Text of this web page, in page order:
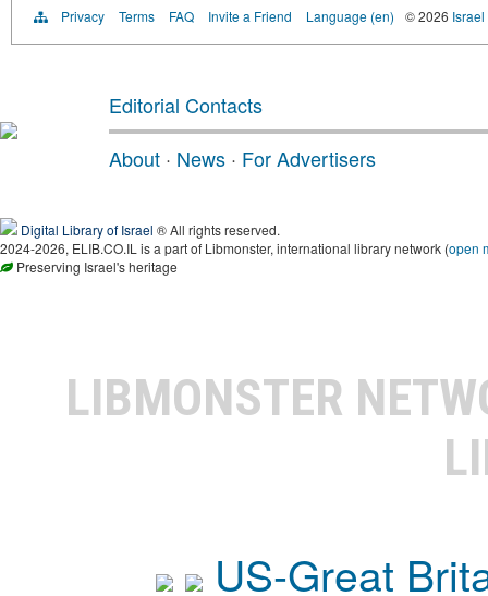
Privacy Terms FAQ Invite a Friend Language (en) © 2026
Editorial Contacts
About · News · For Advertisers
Digital Library of Israel ® All rights reserved.
2024-2026, ELIB.CO.IL is a part of Libmonster, international library network (open
Preserving Israel's heritage
LIBMONSTER
US-Great